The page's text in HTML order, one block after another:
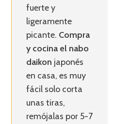
fuerte y
ligeramente
picante. Compra
y cocina el nabo
daikon japonés
en casa, es muy
fácil solo corta
unas tiras,
remójalas por 5-7